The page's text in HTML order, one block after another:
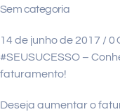
Sem categoria
14 de junho de 2017 /0
#SEUSUCESSO –
faturamento!
Deseja aumentar o